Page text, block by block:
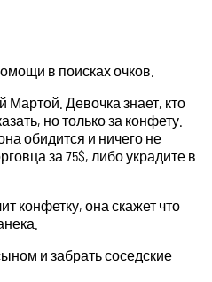
в поисках очков.
Мартой. Девочка знает, кто
но только за конфету.
обидится и ничего не
за 75$, либо украдите в
конфетку, она скажет что
и забрать соседские